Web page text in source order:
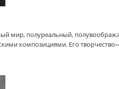
мир, полуреальный,
композициями. Его